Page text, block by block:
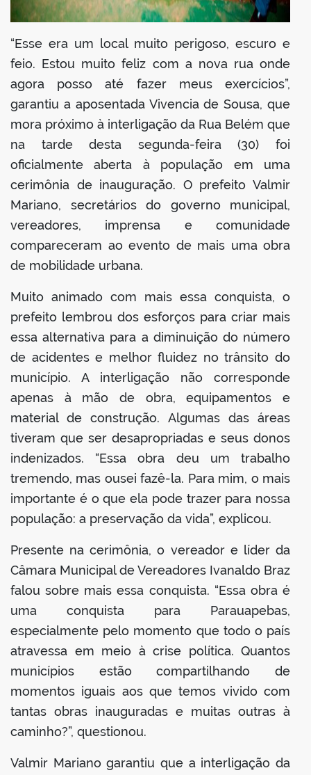
“Esse era um local muito perigoso, escuro e
feio. Estou muito feliz com a nova rua onde
agora posso até fazer meus exercícios”,
garantiu a aposentada Vivencia de Sousa, que
mora próximo à interligação da Rua Belém que
na tarde desta segunda-feira (30) foi
oficialmente aberta à população em uma
cerimônia de inauguração. O prefeito Valmir
Mariano, secretários do governo municipal,
vereadores, imprensa e comunidade
compareceram ao evento de mais uma obra
de mobilidade urbana.
Muito animado com mais essa conquista, o
prefeito lembrou dos esforços para criar mais
essa alternativa para a diminuição do número
de acidentes e melhor fluidez no trânsito do
município. A interligação não corresponde
apenas à mão de obra, equipamentos e
material de construção. Algumas das áreas
tiveram que ser desapropriadas e seus donos
indenizados. “Essa obra deu um trabalho
tremendo, mas ousei fazê-la. Para mim, o mais
importante é o que ela pode trazer para nossa
população: a preservação da vida”, explicou.
Presente na cerimônia, o vereador e líder da
Câmara Municipal de Vereadores Ivanaldo Braz
falou sobre mais essa conquista. “Essa obra é
uma conquista para Parauapebas,
especialmente pelo momento que todo o país
atravessa em meio à crise política. Quantos
municípios estão compartilhando de
momentos iguais aos que temos vivido com
tantas obras inauguradas e muitas outras à
caminho?”, questionou.
Valmir Mariano garantiu que a interligação da